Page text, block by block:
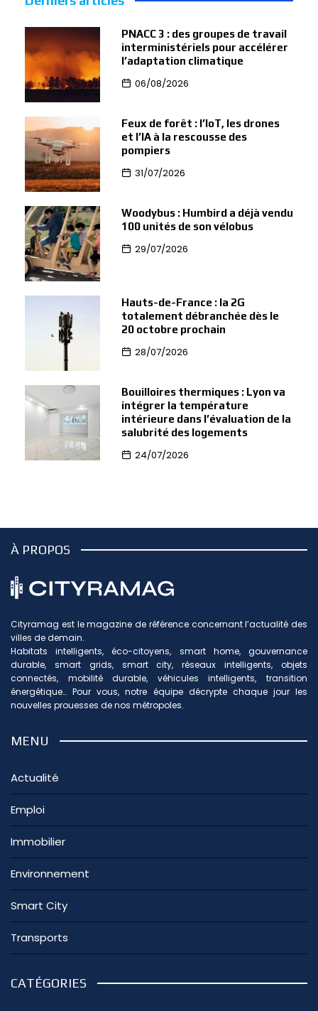
PNACC 3 : des groupes de travail
interministériels pour accélérer
l’adaptation climatique
06/08/2026
Feux de forêt : l’IoT, les drones
et l’IA à la rescousse des
pompiers
31/07/2026
Woodybus : Humbird a déjà vendu
100 unités de son vélobus
29/07/2026
Hauts-de-France : la 2G
totalement débranchée dès le
20 octobre prochain
28/07/2026
Bouilloires thermiques : Lyon va
intégrer la température
intérieure dans l’évaluation de la
salubrité des logements
24/07/2026
À PROPOS
Cityramag est le magazine de référence concernant l’actualité des
villes de demain.
Habitats intelligents, éco-citoyens, smart home, gouvernance
durable, smart grids, smart city, réseaux intelligents, objets
connectés, mobilité durable, véhicules intelligents, transition
énergétique… Pour vous, notre équipe décrypte chaque jour les
nouvelles prouesses de nos métropoles.
MENU
Actualité
Emploi
Immobilier
Environnement
Smart City
Transports
CATÉGORIES